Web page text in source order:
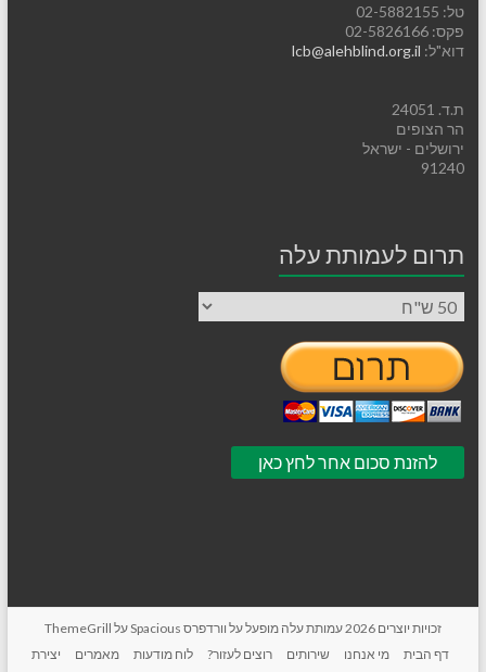
טל: 02-5882155
פקס: 02-5826166
דוא"ל:
ת.ד. 24051
הר הצופים
ירושלים - ישראל
91240
תרום לעמותת עלה
זכויות יוצרים 2026 עמותת עלה מופעל על וורדפרסSpacious על
ThemeGrill
דף הבית
מי אנחנו שירותים רוצים לעזור? לוח מודעות מאמרים
יצירת